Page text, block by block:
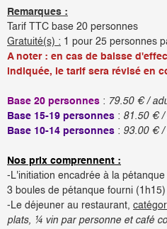
Remarques :
Tarif TTC base 20 personnes
Gratuité(s) : 1 pour 25 personnes
A noter : en cas de baisse
indiquée, le tarif sera révisé en
Base 20 personnes : 79.50 € /
Base 15-19 personnes : 81.50 € /
Base 10-14 personnes : 93.00 € /
Nos prix comprennent :
-L'initiation encadrée à la
3 boules de pétanque fourni (1h15)
-Le déjeuner au restaurant,
plats, ¼ vin par personne et café